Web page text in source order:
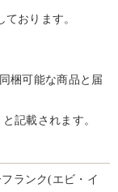
おります。
梱可能な商品と届
記載されます。
ランク(エビ・イ